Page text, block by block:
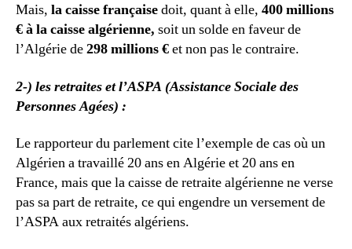
Mais, la caisse françaisedoit, quant à elle, 400 millions
€ à la caisse algérienne, soit un solde en faveur de
l’Algérie de298 millions €et non pas le contraire.
2-) les retraites et l’ASPA (Assistance Sociale des
Personnes Agées) :
Le rapporteur du parlement cite l’exemple de cas où un
Algérien a travaillé 20 ans en Algérie et 20 ans en
France, mais que la caisse de retraite algérienne ne verse
pas sa part de retraite, ce qui engendre un versement de
l’ASPA aux retraités algériens.